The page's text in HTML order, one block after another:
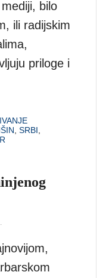
bilo
ili radijskim
priloge i
,SRBI